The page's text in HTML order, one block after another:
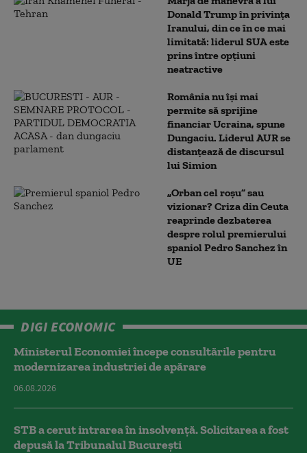
Donald Trump în privința
Iranului, din ce în ce mai
limitată: liderul SUA este
prins între opțiuni
neatractive
România nu își mai
permite să sprijine
financiar Ucraina, spune
Dungaciu. Liderul AUR se
distanțează de discursul
lui Simion
„Orban cel roșu” sau
vizionar? Criza din Ceuta
reaprinde dezbaterea
despre rolul premierului
spaniol Pedro Sanchez în
UE
DIGI ECONOMIC
Ministerul Economiei începe consultările pentru
modernizarea industriei de apărare
06.08.2026
STB a cerut intrarea în insolvență. Solicitarea a fost
depusă la Tribunalul București